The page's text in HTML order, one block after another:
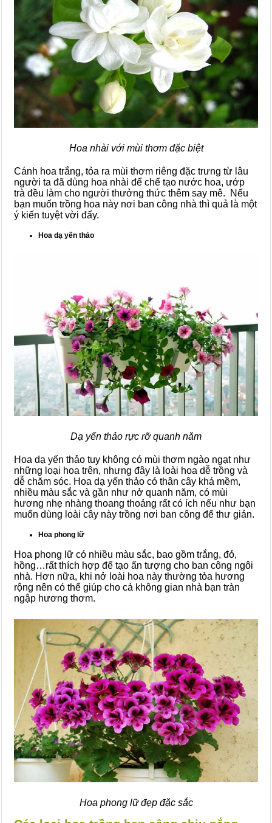
Hoa nhài với mùi thơm đặc biệt
Cánh hoa trắng, tỏa ra mùi thơm riêng đặc trưng từ lâu
người ta đã dùng hoa nhài để chế tạo nước hoa, ướp
trà đều làm cho người thưởng thức thêm say mê. Nếu
bạn muốn trồng hoa này nơi ban công nhà thì quả là một
ý kiến tuyệt vời đấy.
Hoa dạ yến thảo
Dạ yến thảo rực rỡ quanh năm
Hoa dạ yến thảo tuy không có mùi thơm ngào ngạt như
những loại hoa trên, nhưng đây là loài hoa dễ trồng và
dễ chăm sóc. Hoa dạ yến thảo có thân cây khá mềm,
nhiều màu sắc và gần như nở quanh năm, có mùi
hương nhẹ nhàng thoang thoảng rất có ích nếu như bạn
muốn dùng loài cây này trồng nơi ban công để thư giản.
Hoa phong lữ
Hoa phong lữ có nhiều màu sắc, bao gồm trắng, đỏ,
hồng…rất thích hợp để tạo ấn tượng cho ban công ngôi
nhà. Hơn nữa, khi nở loài hoa này thường tỏa hương
rộng nên có thể giúp cho cả không gian nhà bạn tràn
ngập hương thơm.
Hoa phong lữ đẹp đặc sắc